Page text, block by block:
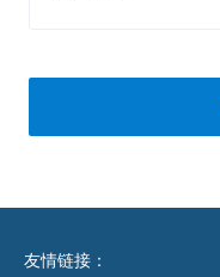
友情链接：